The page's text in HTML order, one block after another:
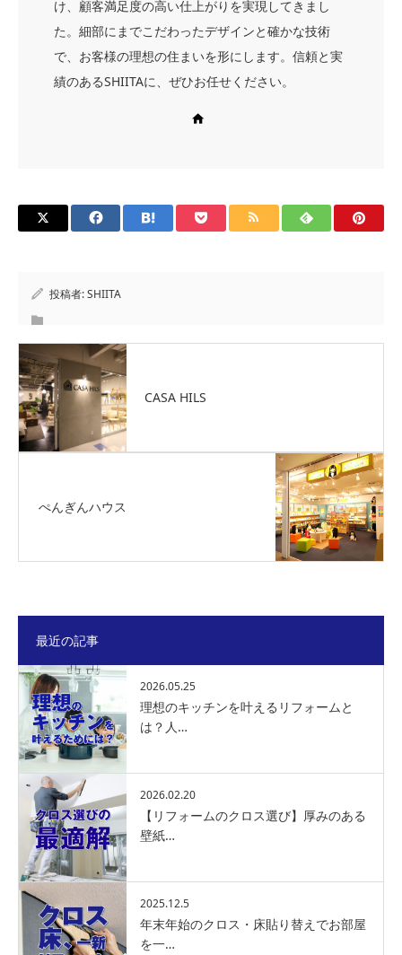
け、顧客満足度の高い仕上がりを実現してきまし
た。細部にまでこだわったデザインと確かな技術
で、お客様の理想の住まいを形にします。信頼と実
績のあるSHIITAに、ぜひお任せください。
投稿者:SHIITA
CASA HILS
ぺんぎんハウス
最近の記事
2026.05.25
理想のキッチンを叶えるリフォームと
は？人…
2026.02.20
【リフォームのクロス選び】厚みのある
壁紙…
2025.12.5
年末年始のクロス・床貼り替えでお部屋
を一…